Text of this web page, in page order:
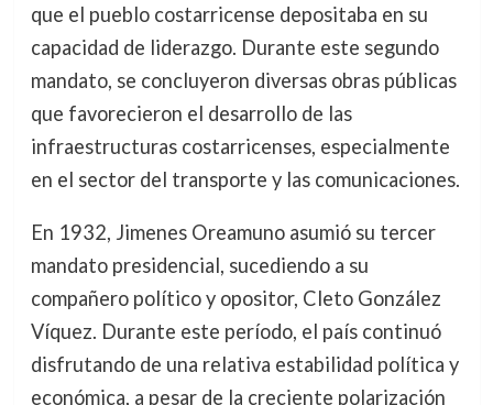
que el pueblo costarricense depositaba en su
capacidad de liderazgo. Durante este segundo
mandato, se concluyeron diversas obras públicas
que favorecieron el desarrollo de las
infraestructuras costarricenses, especialmente
en el sector del transporte y las comunicaciones.
En 1932, Jimenes Oreamuno asumió su tercer
mandato presidencial, sucediendo a su
compañero político y opositor, Cleto González
Víquez. Durante este período, el país continuó
disfrutando de una relativa estabilidad política y
económica, a pesar de la creciente polarización